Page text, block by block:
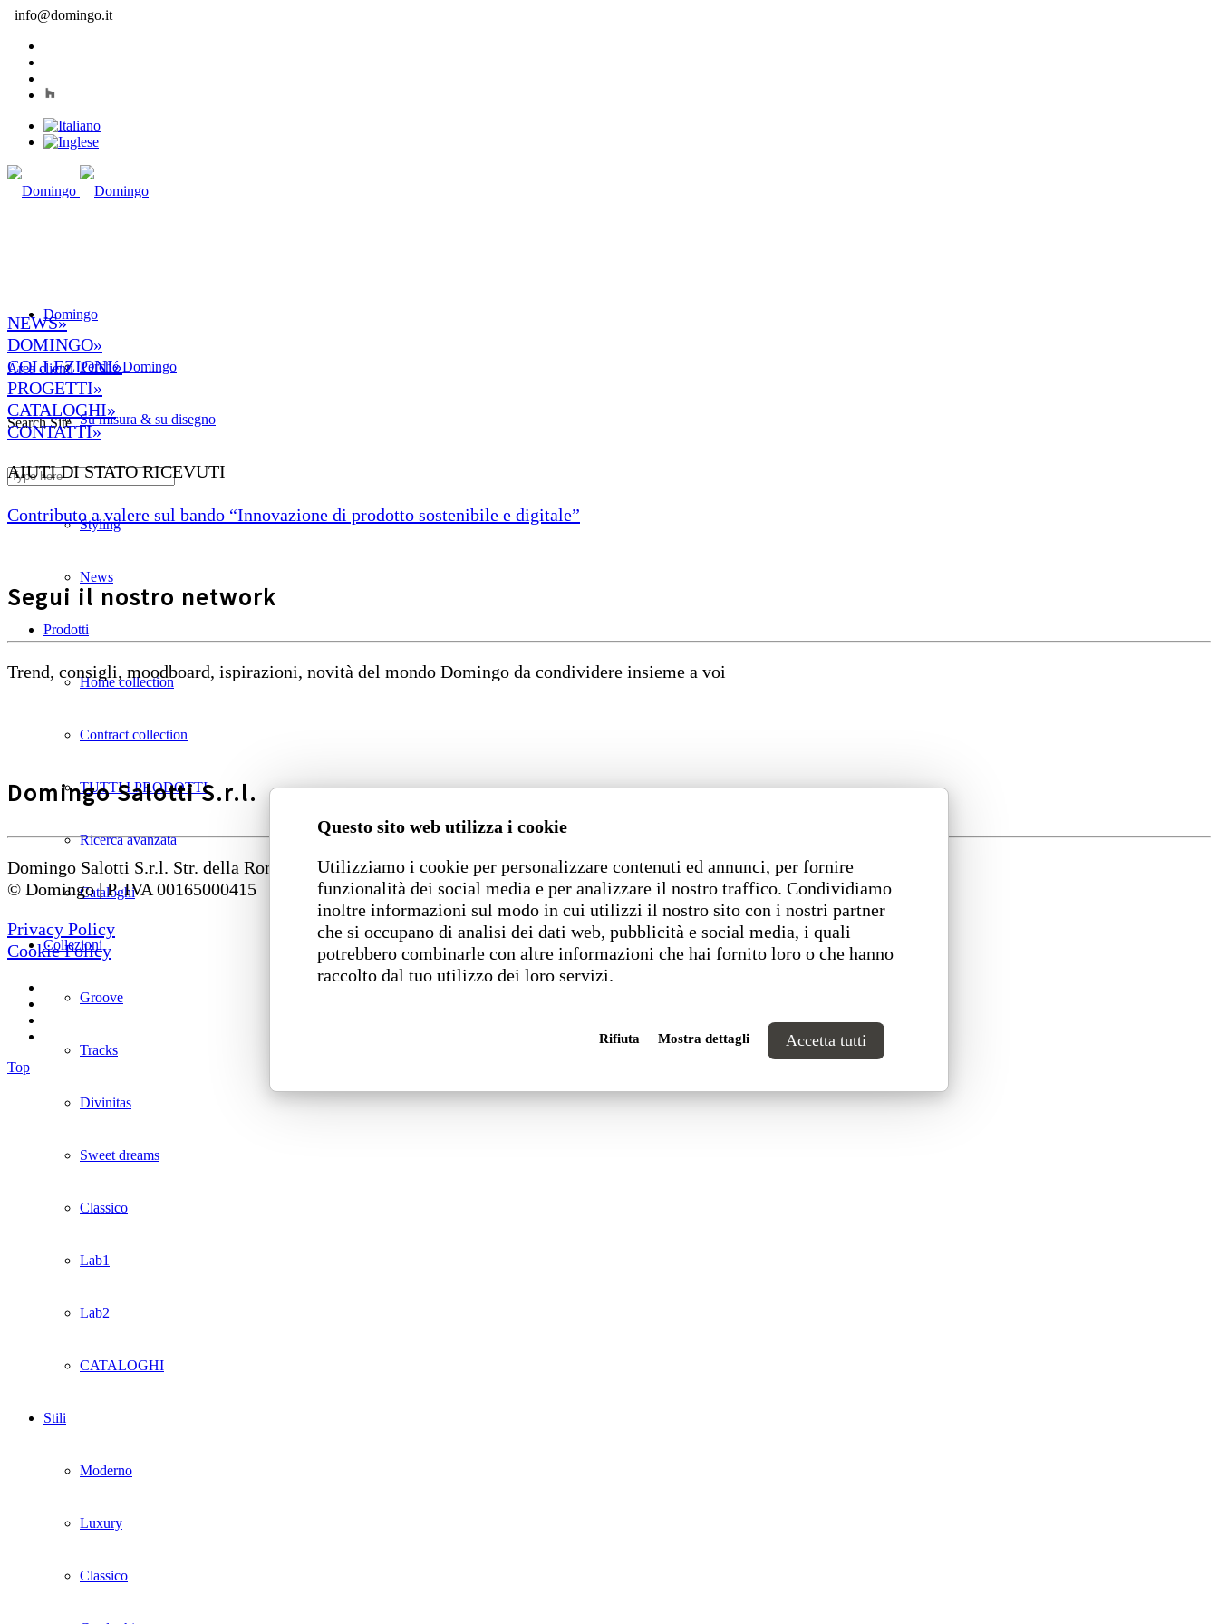
Questo sito web utilizza i cookie
Utilizziamo i cookie per personalizzare contenuti ed annunci, per fornire
funzionalità dei social media e per analizzare il nostro traffico. Condividiamo
inoltre informazioni sul modo in cui utilizzi il nostro sito con i nostri partner
che si occupano di analisi dei dati web, pubblicità e social media, i quali
potrebbero combinarle con altre informazioni che hai fornito loro o che hanno
raccolto dal tuo utilizzo dei loro servizi.
Rifiuta Mostra dettagli Accetta tutti
info@domingo.it
Domingo
Perché Domingo
Su misura & su disegno
Divani ignifughi
Styling
News
Prodotti
Home collection
Contract collection
TUTTI I PRODOTTI
Ricerca avanzata
Cataloghi
Collezioni
Groove
Tracks
Divinitas
Sweet dreams
Classico
Lab1
Lab2
CATALOGHI
Stili
Moderno
Luxury
Classico
Area clienti
Search Site
NEWS»
DOMINGO»
COLLEZIONI»
PROGETTI»
CATALOGHI»
CONTATTI»
AIUTI DI STATO RICEVUTI
Contributo a valere sul bando “Innovazione di prodotto sostenibile e digitale”
Segui il nostro network
Trend, consigli, moodboard, ispirazioni, novità del mondo Domingo da condividere insieme a voi
Domingo Salotti S.r.l.
Domingo Salotti S.r.l. Str. della Romagna, 285 – 61121 Pesaro (PU) Italia
© Domingo | P. IVA 00165000415
Privacy Policy
Cookie Policy
Top